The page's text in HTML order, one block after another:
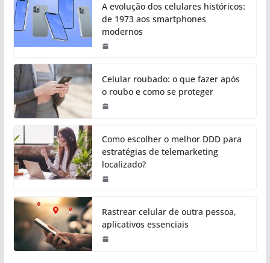
A evolução dos celulares históricos:
de 1973 aos smartphones
modernos
Celular roubado: o que fazer após
o roubo e como se proteger
Como escolher o melhor DDD para
estratégias de telemarketing
localizado?
Rastrear celular de outra pessoa,
aplicativos essenciais